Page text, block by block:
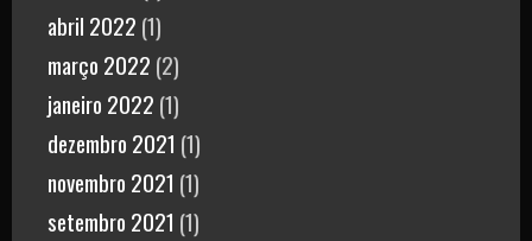
abril 2022 (1)
março 2022 (2)
janeiro 2022 (1)
dezembro 2021 (1)
novembro 2021 (1)
setembro 2021 (1)